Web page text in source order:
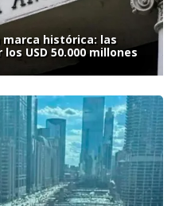
marca histórica: las
USD 50.000 millones